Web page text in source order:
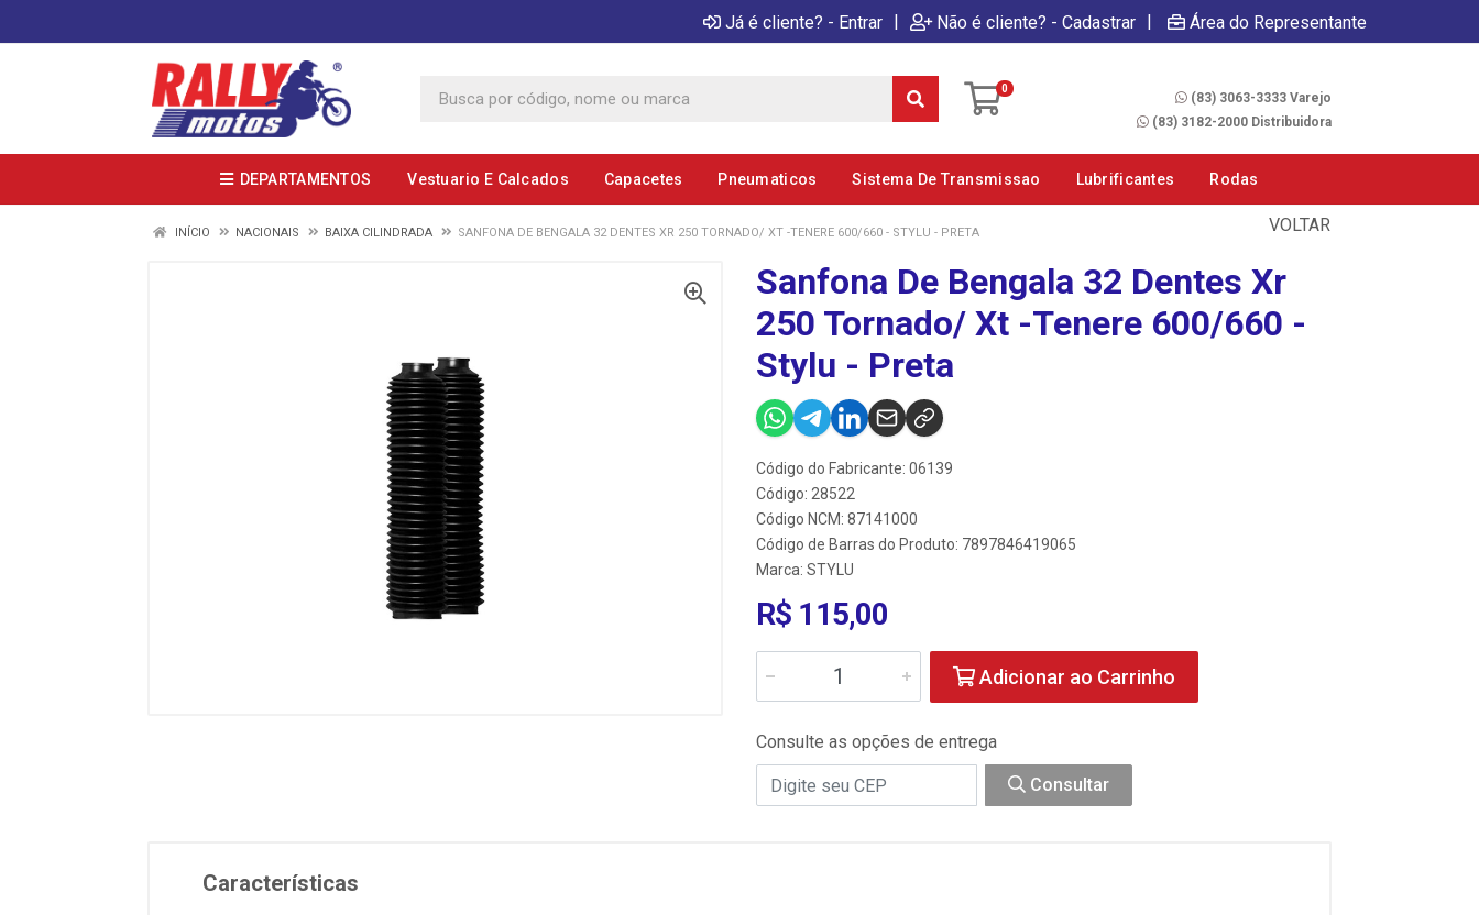
Já é cliente? - Entrar | Não é cliente? - Cadastrar | Área do Representante
0
(83) 3063-3333 Varejo
(83) 3182-2000 Distribuidora
DEPARTAMENTOS Vestuario E Calcados Capacetes Pneumaticos Sistema De Transmissao Lubrificantes Rodas
VOLTAR
INÍCIO NACIONAIS BAIXA CILINDRADA SANFONA DE BENGALA 32 DENTES XR 250 TORNADO/ XT -TENERE 600/660 - STYLU - PRETA
Sanfona De Bengala 32 Dentes Xr
250 Tornado/ Xt -Tenere 600/660 -
Stylu - Preta
Código do Fabricante: 06139
Código: 28522
Código NCM: 87141000
Código de Barras do Produto: 7897846419065
Marca: STYLU
R$ 115,00
Adicionar ao Carrinho
Consulte as opções de entrega
Consultar
Características